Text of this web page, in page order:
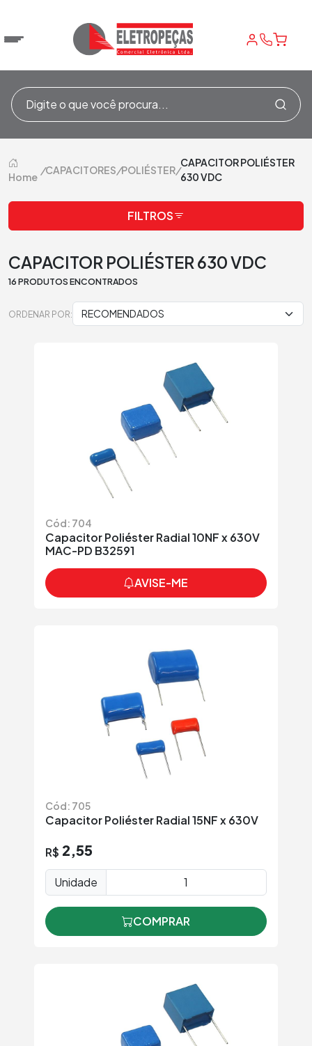
Home
/CAPACITORES/POLIÉSTER/
CAPACITOR POLIÉSTER
630 VDC
FILTROS
CAPACITOR POLIÉSTER 630 VDC
16 PRODUTOS ENCONTRADOS
ORDENAR POR:
Cód: 704
Capacitor Poliéster Radial 10NF x 630V
MAC-PD B32591
AVISE-ME
Cód: 705
Capacitor Poliéster Radial 15NF x 630V
R$ 2,55
Unidade
COMPRAR